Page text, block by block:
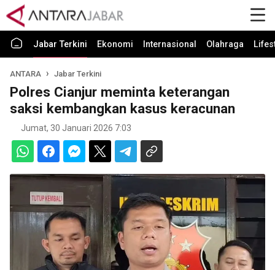
Jabar Terkini Ekonomi Internasional Olahraga
ANTARA Jabar Terkini
Polres Cianjur meminta keterangan
saksi kembangkan kasus keracunan
Jumat, 30 Januari 2026 7:03